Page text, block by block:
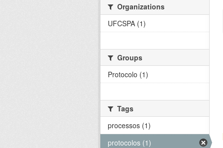
Organizations
UFCSPA (1)
Groups
Protocolo (1)
Tags
processos (1)
protocolos (1)